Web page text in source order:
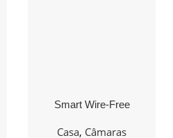
Smart Wire-Free
Camera, 2K
Casa, Câmaras